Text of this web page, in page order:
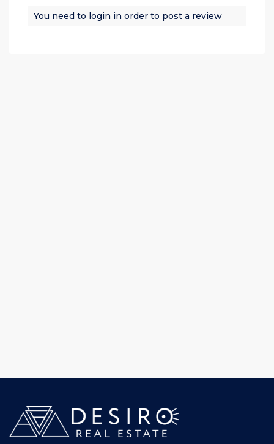
You need to login in order to post a review